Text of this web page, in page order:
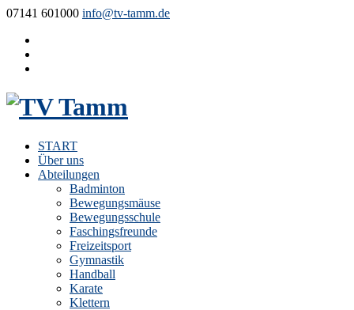
07141 601000 info@tv-tamm.de
START
Über uns
Abteilungen
Badminton
Bewegungsmäuse
Bewegungsschule
Faschingsfreunde
Freizeitsport
Gymnastik
Handball
Karate
Klettern